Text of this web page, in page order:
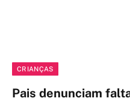
CRIANÇAS
Pais denunciam